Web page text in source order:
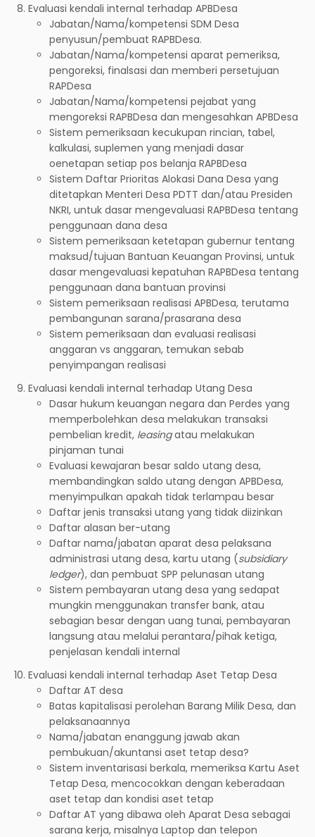
Evaluasi kendali internal terhadap APBDesa
Jabatan/Nama/kompetensi SDM Desa
penyusun/pembuat RAPBDesa.
Jabatan/Nama/kompetensi aparat pemeriksa,
pengoreksi, finalsasi dan memberi persetujuan
RAPDesa
Jabatan/Nama/kompetensi pejabat yang
mengoreksi RAPBDesa dan mengesahkan APBDesa
Sistem pemeriksaan kecukupan rincian, tabel,
kalkulasi, suplemen yang menjadi dasar
oenetapan setiap pos belanja RAPBDesa
Sistem Daftar Prioritas Alokasi Dana Desa yang
ditetapkan Menteri Desa PDTT dan/atau Presiden
NKRI, untuk dasar mengevaluasi RAPBDesa tentang
penggunaan dana desa
Sistem pemeriksaan ketetapan gubernur tentang
maksud/tujuan Bantuan Keuangan Provinsi, untuk
dasar mengevaluasi kepatuhan RAPBDesa tentang
penggunaan dana bantuan provinsi
Sistem pemeriksaan realisasi APBDesa, terutama
pembangunan sarana/prasarana desa
Sistem pemeriksaan dan evaluasi realisasi
anggaran vs anggaran, temukan sebab
penyimpangan realisasi
Evaluasi kendali internal terhadap Utang Desa
Dasar hukum keuangan negara dan Perdes yang
memperbolehkan desa melakukan transaksi
pembelian kredit, leasingatau melakukan
pinjaman tunai
Evaluasi kewajaran besar saldo utang desa,
membandingkan saldo utang dengan APBDesa,
menyimpulkan apakah tidak terlampau besar
Daftar jenis transaksi utang yang tidak diizinkan
Daftar alasan ber-utang
Daftar nama/jabatan aparat desa pelaksana
administrasi utang desa, kartu utang (subsidiary
ledger), dan pembuat SPP pelunasan utang
Sistem pembayaran utang desa yang sedapat
mungkin menggunakan transfer bank, atau
sebagian besar dengan uang tunai, pembayaran
langsung atau melalui perantara/pihak ketiga,
penjelasan kendali internal
Evaluasi kendali internal terhadap Aset Tetap Desa
Daftar AT desa
Batas kapitalisasi perolehan Barang Milik Desa, dan
pelaksanaannya
Nama/jabatan enanggung jawab akan
pembukuan/akuntansi aset tetap desa?
Sistem inventarisasi berkala, memeriksa Kartu Aset
Tetap Desa, mencocokkan dengan keberadaan
aset tetap dan kondisi aset tetap
Daftar AT yang dibawa oleh Aparat Desa sebagai
sarana kerja, misalnya Laptop dan telepon